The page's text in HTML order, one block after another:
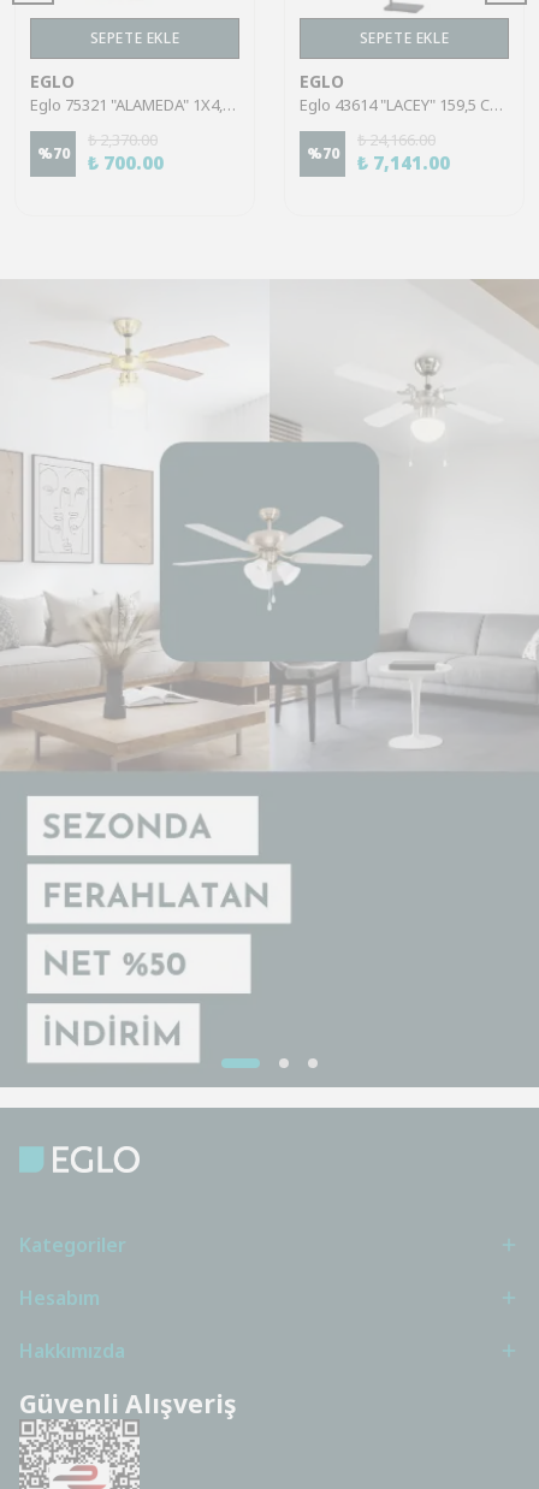
SEPETE EKLE
EGLO
Eglo 75321 "ALAMEDA" 1X4,5W Çelik Nikel Mat Sıva Üstü Spot
%70
₺ 2,370.00
₺ 700.00
SEPETE EKLE
EGLO
Eglo 43614 "LACEY" 159,5 Cm Yüksekliğinde Çelik, Ahşap Köşe Lambası Lambader
%70
₺ 24,166.00
₺ 7,141.00
Kategoriler
Hesabım
Hakkımızda
Güvenli Alışveriş